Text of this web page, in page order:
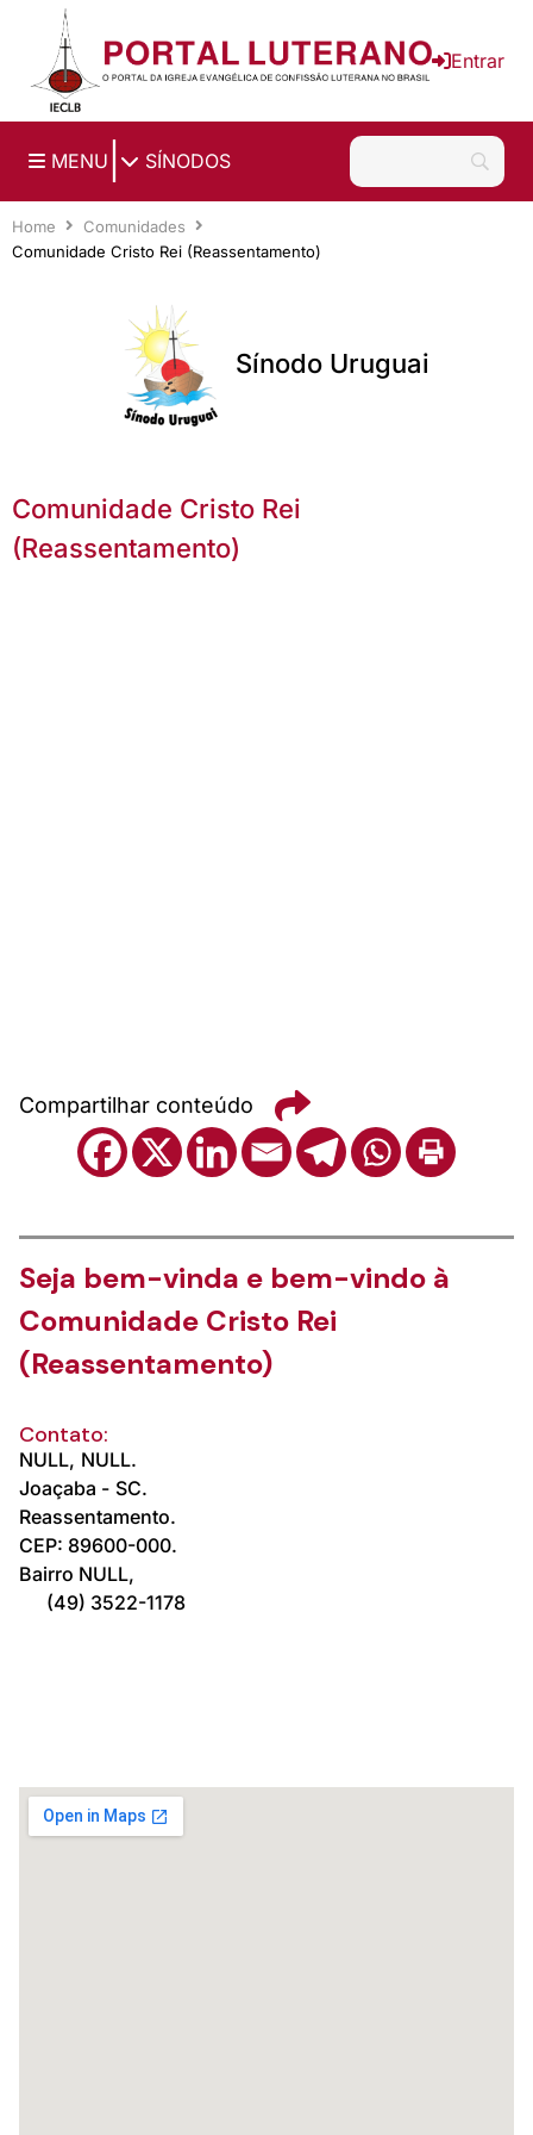
Ir para o conteúdo principal
Entrar
MENU SÍNODOS
Home
Comunidades
Comunidade Cristo Rei (Reassentamento)
Sínodo Uruguai
Comunidade Cristo Rei
(Reassentamento)
Compartilhar conteúdo
Seja bem-vinda e bem-vindo à
Comunidade Cristo Rei
(Reassentamento)
Contato:
NULL, NULL.
Joaçaba - SC.
Reassentamento.
CEP: 89600-000.
Bairro NULL,
(49) 3522-1178